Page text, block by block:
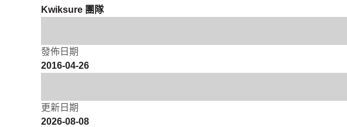
Kwiksure 團隊
發佈日期
2016-04-26
更新日期
2026-08-08